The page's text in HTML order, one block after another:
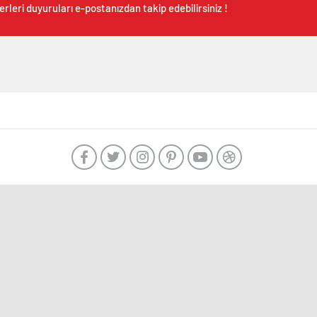
duyuruları e-postanızdan takip edebilirsiniz !